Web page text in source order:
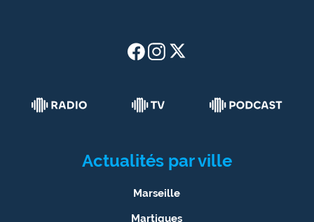
Actualités par ville
Marseille
Martigues